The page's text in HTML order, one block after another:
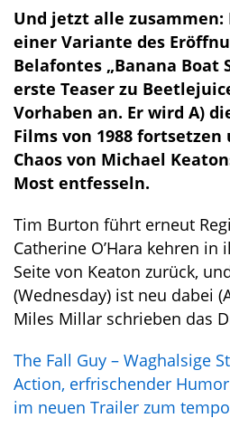
Und jetzt alle zusammen:
einer Variante des
Belafontes „Banana Boat
erste Teaser zu
Vorhaben an. Er wird A)
Films von 1988 fortsetzen
Chaos von Michael
Most entfesseln.
Tim Burton führt erneut
Catherine O’Hara kehren in
Seite von Keaton zurück,
(Wednesday) ist neu dabei
Miles Millar schrieben das
The Fall Guy – Waghalsige
Action, erfrischender
im neuen Trailer zum